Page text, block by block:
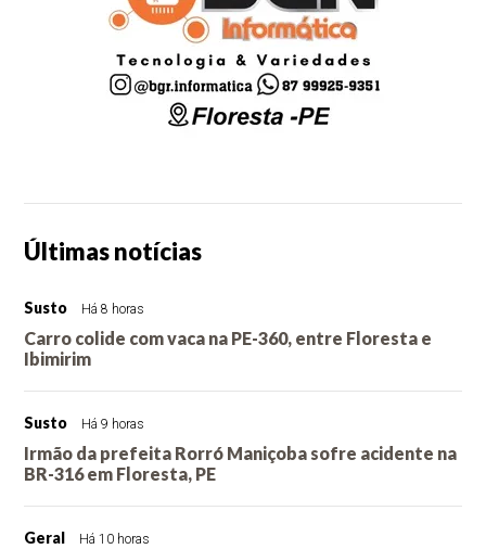
Últimas notícias
Susto Há 8 horas
Carro colide com vaca na PE-360, entre Floresta e
Ibimirim
Susto Há 9 horas
Irmão da prefeita Rorró Maniçoba sofre acidente na
BR-316 em Floresta, PE
Geral Há 10 horas